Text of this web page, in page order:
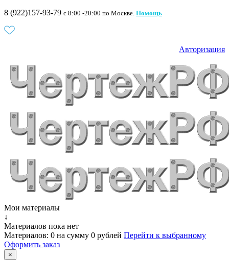
8 (922)157-93-79 c 8:00 -20:00 по Москве. Помощь
Авторизация
Мои материалы
↓
Материалов пока нет
Материалов: 0 на сумму 0 рублей Перейти к выбранному
Оформить заказ
×